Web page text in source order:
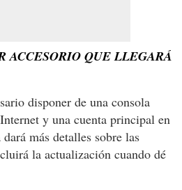
ACCESORIO QUE LLEGARÁ
disponer de una consola
y una cuenta principal en
más detalles sobre las
la actualización cuando dé